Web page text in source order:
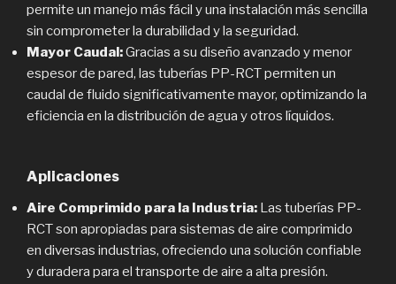
permite un manejo más fácil y una instalación más sencilla
sin comprometer la durabilidad y la seguridad.
Mayor Caudal:Gracias a su diseño avanzado y menor
espesor de pared, las tuberías PP-RCT permiten un
caudal de fluido significativamente mayor, optimizando la
eficiencia en la distribución de agua y otros líquidos.
Aplicaciones
Aire Comprimido para la Industria: Las tuberías PP-
RCT son apropiadas para sistemas de aire comprimido
en diversas industrias, ofreciendo una solución confiable
y duradera para el transporte de aire a alta presión.